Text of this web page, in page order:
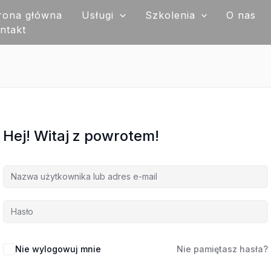
główna Usługi Szkolenia O nas
Hej! Witaj z powrotem!
Nie wylogowuj mnie Nie pamiętasz hasła?